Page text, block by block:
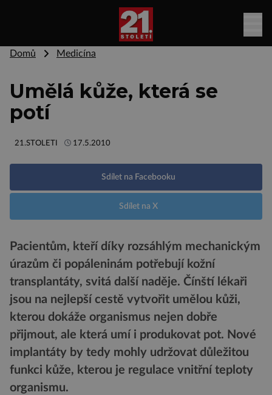
Domů Medicína
Umělá kůže, která se
potí
21.STOLETI 17.5.2010
Sdílet na Facebooku
Sdílet na X
Pacientům, kteří díky rozsáhlým mechanickým
úrazům či popáleninám potřebují kožní
transplantáty, svitá další naděje. Čínští lékaři
jsou na nejlepší cestě vytvořit umělou kůži,
kterou dokáže organismus nejen dobře
přijmout, ale která umí i produkovat pot. Nové
implantáty by tedy mohly udržovat důležitou
funkci kůže, kterou je regulace vnitřní teploty
organismu.